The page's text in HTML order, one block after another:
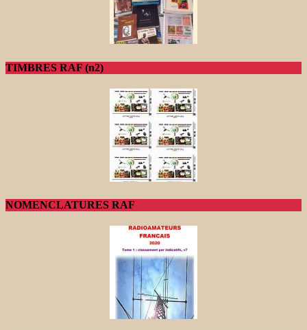
TIMBRES RAF (n2)
NOMENCLATURES RAF